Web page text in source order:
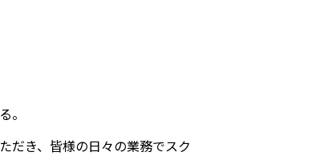
。
だき、皆様の日々の業務でスク